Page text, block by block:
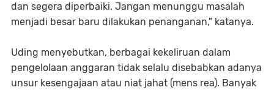
dan segera diperbaiki. Jangan menunggu masalah
menjadi besar baru dilakukan penanganan," katanya.
Uding menyebutkan, berbagai kekeliruan dalam
pengelolaan anggaran tidak selalu disebabkan adanya
unsur kesengajaan atau niat jahat (mens rea). Banyak